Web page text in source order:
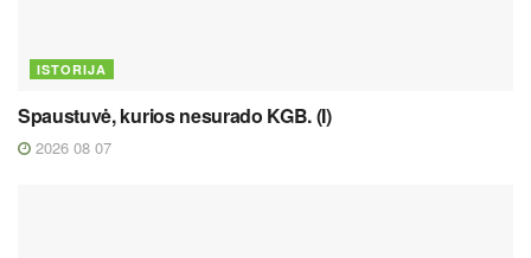
ISTORIJA
Spaustuvė, kurios nesurado KGB. (I)
2026 08 07